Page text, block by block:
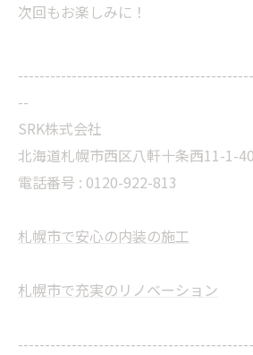
次回もお楽しみに！
--
SRK株式会社
北海道札幌市西区八軒十条西11-1-
電話番号 : 0120-922-813
札幌市で安心の内装の施工
札幌市で充実のリノベーション